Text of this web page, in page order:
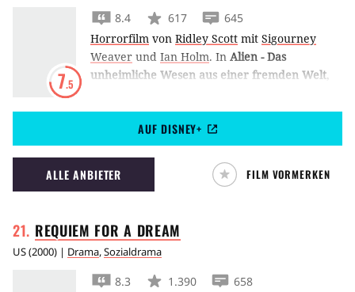
7.5
8.4 617
645
Horrorfilm von Ridley Scott mit Sigourney
Weaver und Ian Holm. In Alien - Das
unheimliche Wesen aus einer fremden Welt,
Besatzung des Weltraumfrachtschiffs
Nostromo bei einer Zwischenlandung einen
blinden Passagier mit Säureblut und großem
AUF DISNEY+
ALLE ANBIETER FILM VORMERKEN
REQUIEM FOR A DREAM
US(2000) | Drama,Sozialdrama
8.3 1.390
658